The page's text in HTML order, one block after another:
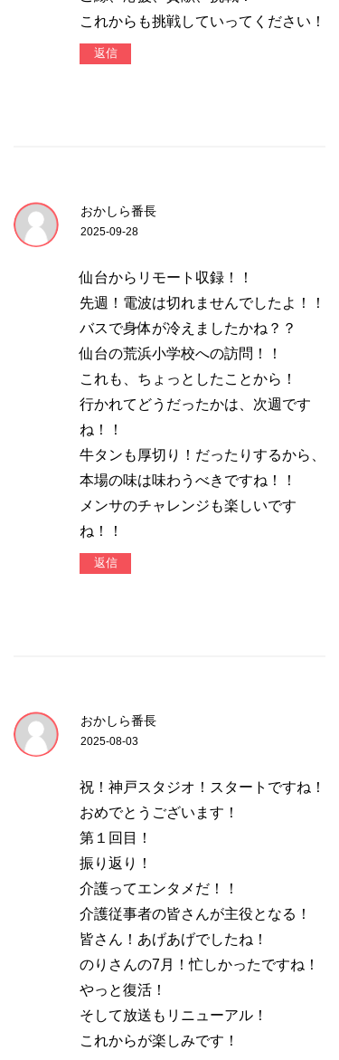
これからも挑戦していってください！
返信
おかしら番長
2025-09-28
仙台からリモート収録！！
先週！電波は切れませんでしたよ！！
バスで身体が冷えましたかね？？
仙台の荒浜小学校への訪問！！
これも、ちょっとしたことから！
行かれてどうだったかは、次週です
ね！！
牛タンも厚切り！だったりするから、
本場の味は味わうべきですね！！
メンサのチャレンジも楽しいです
ね！！
返信
おかしら番長
2025-08-03
祝！神戸スタジオ！スタートですね！
おめでとうございます！
第１回目！
振り返り！
介護ってエンタメだ！！
介護従事者の皆さんが主役となる！
皆さん！あげあげでしたね！
のりさんの7月！忙しかったですね！
やっと復活！
そして放送もリニューアル！
これからが楽しみです！